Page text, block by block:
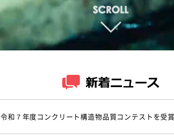
令和７年度コンクリート構造物品質コンテストを受